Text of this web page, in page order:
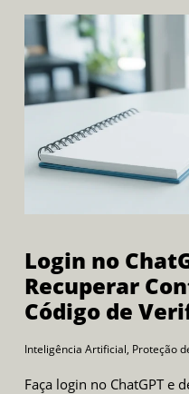
Login no
Recuperar
Código de
Inteligência Artificial, Proteção
Faça login no ChatGPT e